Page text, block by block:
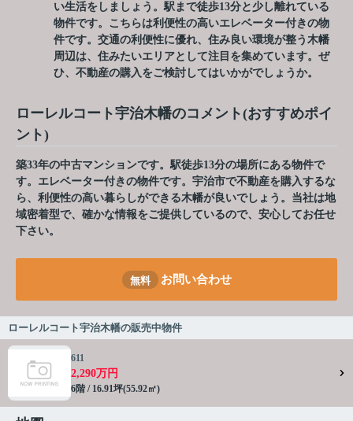
い生活をしましょう。駅まで徒歩13分と少し離れている
物件です。こちらは利便性の高いエレベーター付きの物
件です。交通の利便性に優れ、住み良い環境が整う木幡
周辺は、住みたいエリアとして注目を集めています。ぜ
ひ、不動産の購入をご検討してはいかがでしょうか。
ローレルコート宇治木幡のコメント(おすすめポイ
ント)
築33年の中古マンションです。駅徒歩13分の場所にある物件で
す。エレベーター付きの物件です。宇治市で不動産を購入するな
ら、利便性の高い暮らしができる木幡が良いでしょう。当社は地
域密着型で、確かな情報をご提供しているので、安心してお任せ
下さい。
無料 お問い合わせ
ローレルコート宇治木幡の販売中物件
611
2,290万円
6階 / 16.91坪(55.92㎡)